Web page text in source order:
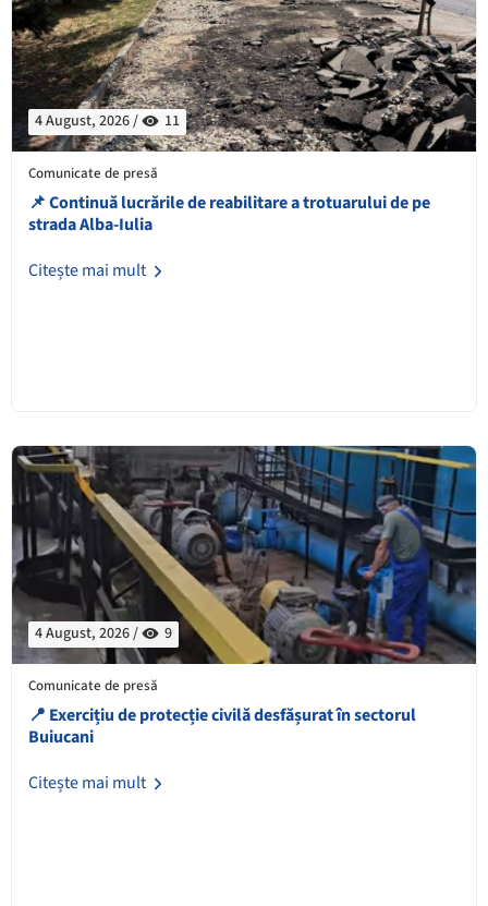
4 August, 2026 / 11
Comunicate de presă
📌 Continuă lucrările de reabilitare a trotuarului de pe
strada Alba-Iulia
Citește mai mult
4 August, 2026 / 9
Comunicate de presă
📍 Exercițiu de protecție civilă desfășurat în sectorul
Buiucani
Citește mai mult